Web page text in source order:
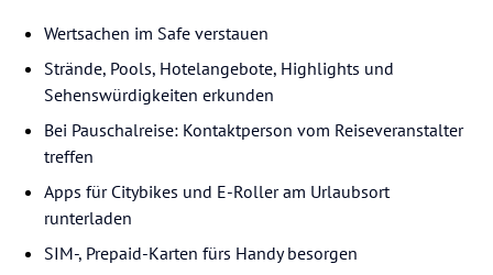
Wertsachen im Safe verstauen
Strände, Pools, Hotelangebote, Highlights und
Sehenswürdigkeiten erkunden
Bei Pauschalreise: Kontaktperson vom Reiseveranstalter
treffen
Apps für Citybikes und E-Roller am Urlaubsort
runterladen
SIM-, Prepaid-Karten fürs Handy besorgen